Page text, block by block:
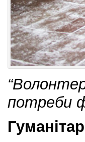
потреби